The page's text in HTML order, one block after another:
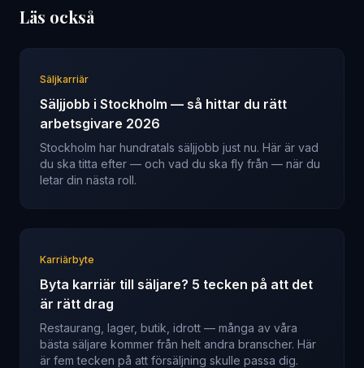
Läs också
Säljkarriär
Säljjobb i Stockholm — så hittar du rätt
arbetsgivare 2026
Stockholm har hundratals säljjobb just nu. Här är vad
du ska titta efter — och vad du ska fly från — när du
letar din nästa roll.
Karriärbyte
Byta karriär till säljare? 5 tecken på att det
är rätt drag
Restaurang, lager, butik, idrott — många av våra
bästa säljare kommer från helt andra branscher. Här
är fem tecken på att försäljning skulle passa dig.